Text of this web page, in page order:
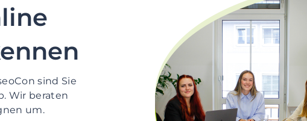
sind Sie
Wir beraten
um.